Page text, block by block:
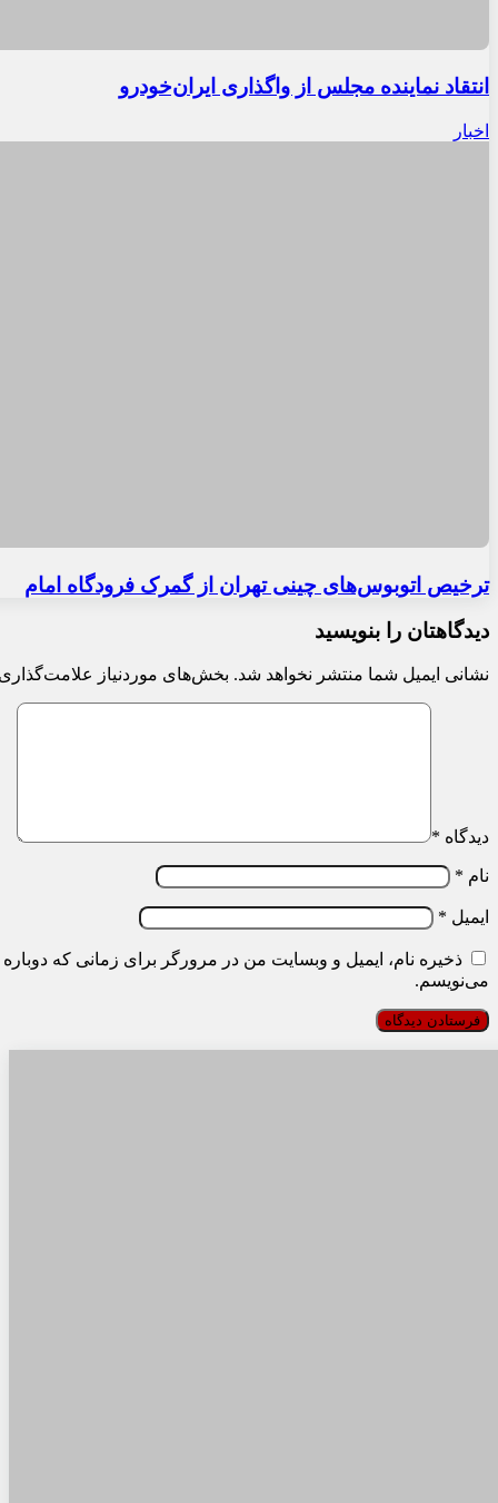
انتقاد نماینده مجلس از واگذاری ایران‌خودرو
اخبار
ترخیص اتوبوس‌های چینی تهران از گمرک فرودگاه امام
دیدگاهتان را بنویسید
نشانی ایمیل شما منتشر نخواهد شد. بخش‌های موردنیاز
دیدگاه *
نام *
ایمیل *
ذخیره نام، ایمیل و وبسایت من در مرورگر برای زمانی که
می‌نویسم.